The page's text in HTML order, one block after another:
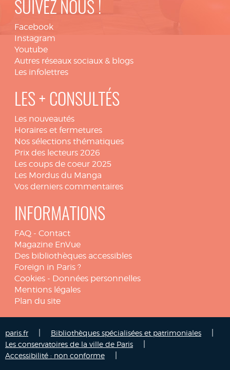
SUIVEZ NOUS !
Facebook
Instagram
Youtube
Autres réseaux sociaux & blogs
Les infolettres
LES + CONSULTÉS
Les nouveautés
Horaires et fermetures
Nos sélections thématiques
Prix des lecteurs 2026
Les coups de coeur 2025
Les Mordus du Manga
Vos derniers commentaires
INFORMATIONS
FAQ - Contact
Magazine EnVue
Des bibliothèques accessibles
Foreign in Paris ?
Cookies - Données personnelles
Mentions légales
Plan du site
paris.fr Bibliothèques spécialisées et patrimoniales
Les conservatoires de la ville de Paris
Accessibilité : non conforme